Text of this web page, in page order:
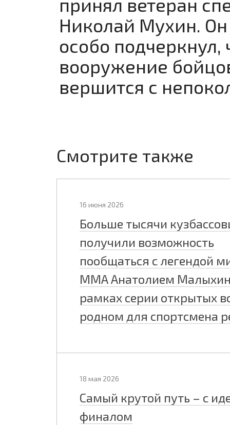
Николай Мухин.
особо подчеркнул,
вооружение
вершится с
Смотрите также
16 июня 2026
Больше тысячи
получили возможность
пообщаться с легендой
ММА Анатолием
рамках серии открытых
родном для спортсмена
18 мая 2026
Самый крутой путь – с
финалом